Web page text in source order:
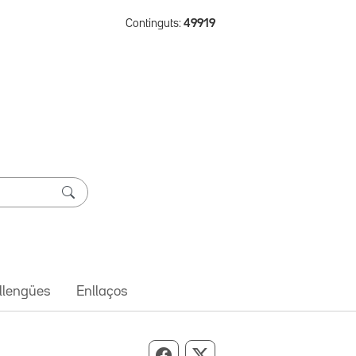
Continguts: 49919
Enllaços